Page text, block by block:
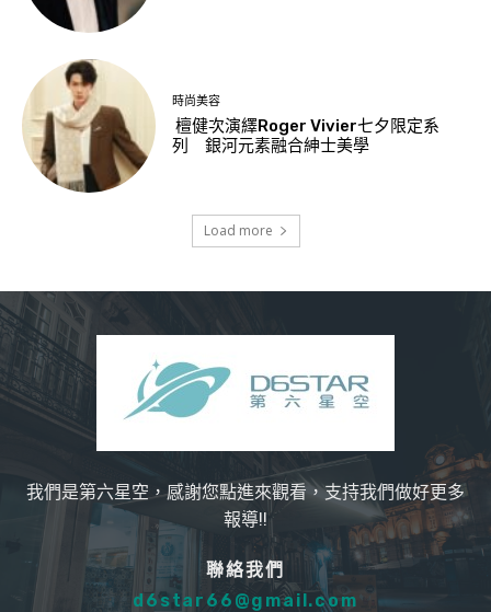
時尚美容
檀健次演繹Roger Vivier七夕限定系
列 銀河元素融合紳士美學
Load more
我們是第六星空，感謝您點進來觀看，支持我們做好更多
報導!!
聯絡我們
d6star66@gmail.com